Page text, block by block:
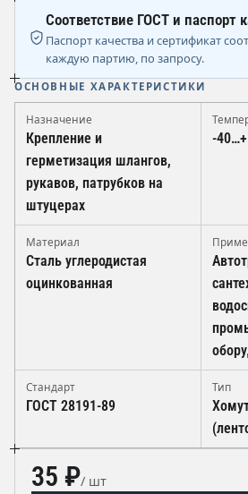
Соответствие ГОСТ и паспорт
Паспорт качества и сертификат
каждую партию, по запросу.
ОСНОВНЫЕ ХАРАКТЕРИСТИКИ
Назначение
Крепление и
герметизация шлангов,
рукавов, патрубков на
штуцерах
-
Материал
Сталь углеродистая
оцинкованная
Стандарт
ГОСТ 28191-89
Тип
35 ₽/ шт